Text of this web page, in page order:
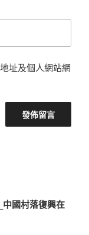
址及個人網站網
國村落復興在